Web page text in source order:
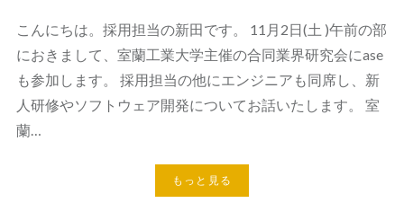
こんにちは。採用担当の新田です。 11月2日(土 )午前の部
におきまして、室蘭工業大学主催の合同業界研究会にase
も参加します。 採用担当の他にエンジニアも同席し、新
人研修やソフトウェア開発についてお話いたします。 室
蘭…
もっと見る